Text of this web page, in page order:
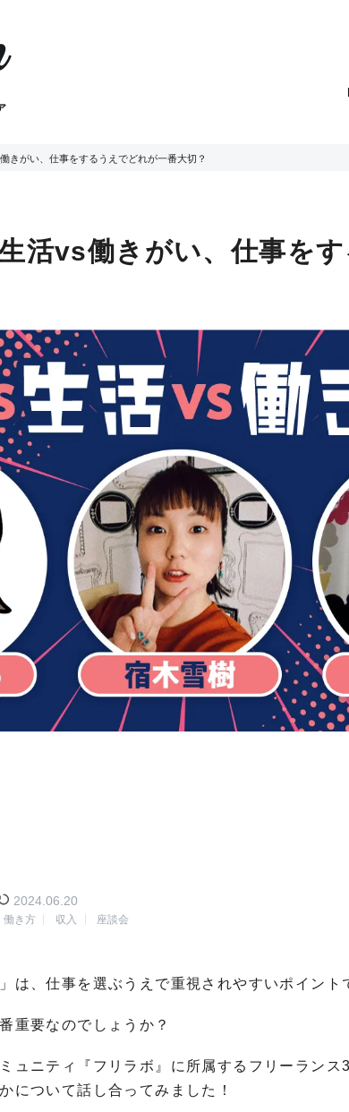
きがい、仕事をするうえでどれが一番大切？
活vs働きがい、仕事を
2024.06.20
働き方 収入 座談会
は、仕事を選ぶうえで重視されやすいポイント
重要なのでしょうか？
ュニティ『フリラボ』に所属するフリーランス
について話し合ってみました！